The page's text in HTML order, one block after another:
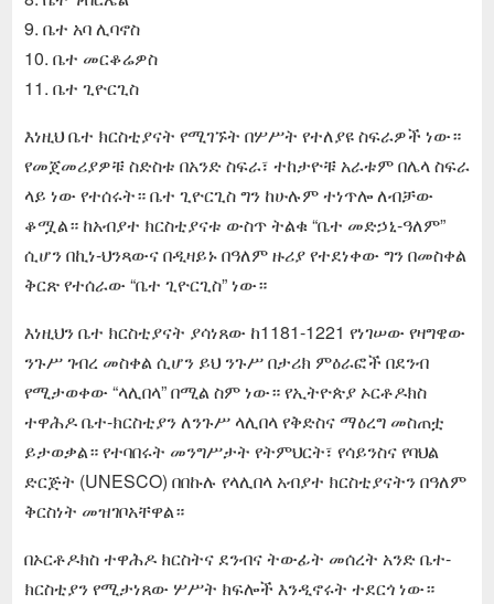
9. ቤተ አባ ሊባኖስ
10. ቤተ መርቆሬዎስ
11. ቤተ ጊዮርጊስ
እነዚህ ቤተ ክርስቲያናት የሚገኙት በሦሥት የተለያዩ ስፍራዎች ነው።
የመጀመሪያዎቹ ስድስቱ በአንድ ስፍራ፣ ተከታዮቹ አራቱም በሌላ ስፍራ
ላይ ነው የተሰሩት። ቤተ ጊዮርጊስ ግን ከሁሉም ተነጥሎ ለብቻው
ቆሟል። ከአብያተ ክርስቲያናቱ ውስጥ ትልቁ “ቤተ መድኃኒ-ዓለም”
ሲሆን በኪነ-ህንጻውና በዲዛይኑ በዓለም ዙሪያ የተደነቀው ግን በመስቀል
ቅርጽ የተሰራው “ቤተ ጊዮርጊስ” ነው።
እነዚህን ቤተ ክርስቲያናት ያሳነጸው ከ1181-1221 የነገሠው የዛግዌው
ንጉሥ ገብረ መስቀል ሲሆን ይህ ንጉሥ በታሪክ ምዕራፎች በደንብ
የሚታወቀው “ላሊበላ” በሚል ስም ነው። የኢትዮጵያ ኦርቶዶክስ
ተዋሕዶ ቤተ-ክርስቲያን ለንጉሥ ላሊበላ የቅድስና ማዕረግ መስጠቷ
ይታወቃል። የተባበሩት መንግሥታት የትምህርት፣ የሳይንስና የባህል
ድርጅት (UNESCO) በበኩሉ የላሊበላ አብያተ ክርስቲያናትን በዓለም
ቅርስነት መዝገቦአቸዋል።
በኦርቶዶክስ ተዋሕዶ ክርስትና ደንብና ትውፊት መሰረት አንድ ቤተ-
ክርስቲያን የሚታነጸው ሦሥት ክፍሎች እንዲኖሩት ተደርጎ ነው።